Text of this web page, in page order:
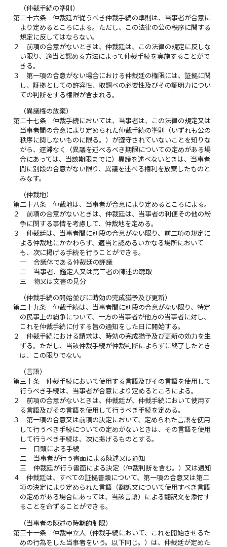
（仲裁手続の準則）
第二十六条
仲裁廷が従うべき仲裁手続の準則は、当事者が合意に
より定めるところによる。ただし、この法律の公の秩序に関する
規定に反してはならない。
２
前項の合意がないときは、仲裁廷は、この法律の規定に反しな
い限り、適当と認める方法によって仲裁手続を実施することがで
きる。
３
第一項の合意がない場合における仲裁廷の権限には、証拠に関
し、証拠としての許容性、取調べの必要性及びその証明力につい
ての判断をする権限が含まれる。
（異議権の放棄）
第二十七条
仲裁手続においては、当事者は、この法律の規定又は
当事者間の合意により定められた仲裁手続の準則（いずれも公の
秩序に関しないものに限る。）が遵守されていないことを知りな
がら、遅滞なく（異議を述べるべき期限についての定めがある場
合にあっては、当該期限までに）異議を述べないときは、当事者
間に別段の合意がない限り、異議を述べる権利を放棄したものと
みなす。
（仲裁地）
第二十八条
仲裁地は、当事者が合意により定めるところによる。
２
前項の合意がないときは、仲裁廷は、当事者の利便その他の紛
争に関する事情を考慮して、仲裁地を定める。
３
仲裁廷は、当事者間に別段の合意がない限り、前二項の規定に
よる仲裁地にかかわらず、適当と認めるいかなる場所において
も、次に掲げる手続を行うことができる。
一
合議体である仲裁廷の評議
二
当事者、鑑定人又は第三者の陳述の聴取
三
物又は文書の見分
（仲裁手続の開始並びに時効の完成猶予及び更新）
第二十九条
仲裁手続は、当事者間に別段の合意がない限り、特定
の民事上の紛争について、一方の当事者が他方の当事者に対し、
これを仲裁手続に付する旨の通知をした日に開始する。
２
仲裁手続における請求は、時効の完成猶予及び更新の効力を生
ずる。ただし、当該仲裁手続が仲裁判断によらずに終了したとき
は、この限りでない。
（言語）
第三十条
仲裁手続において使用する言語及びその言語を使用して
行うべき手続は、当事者が合意により定めるところによる。
２
前項の合意がないときは、仲裁廷が、仲裁手続において使用す
る言語及びその言語を使用して行うべき手続を定める。
３
第一項の合意又は前項の決定において、定められた言語を使用
して行うべき手続についての定めがないときは、その言語を使用
して行うべき手続は、次に掲げるものとする。
一
口頭による手続
二
当事者が行う書面による陳述又は通知
三
仲裁廷が行う書面による決定（仲裁判断を含む。）又は通知
４
仲裁廷は、すべての証拠書類について、第一項の合意又は第二
項の決定により定められた言語（翻訳文について使用すべき言語
の定めがある場合にあっては、当該言語）による翻訳文を添付す
ることを命ずることができる。
（当事者の陳述の時期的制限）
第三十一条
仲裁申立人（仲裁手続において、これを開始させるた
めの行為をした当事者をいう。以下同じ。）は、仲裁廷が定めた